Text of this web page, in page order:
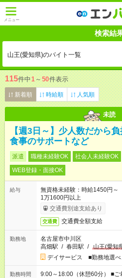
メニュー
検索結
山王(愛知県)のバイト一覧
115件中1 ～ 50件表示
新着順 時給順 人気順
未読
【週3日～】少人数だから
食事のサポートなど
派遣 職種未経験OK 社会人未経験OK
WEB登録・面接OK
給与
無資格未経験：時給1450円
1万1600円以上
交通費別途支給あり
交通費 交通費全額支給
勤務地
名古屋市中川区
高畑駅 / 春田駅 / 山王(愛知
デイサービス ■勤務地選べ
勤務時間
9:00～18:00（休憩60分） ■ご希望があれば下記シフトもOK！